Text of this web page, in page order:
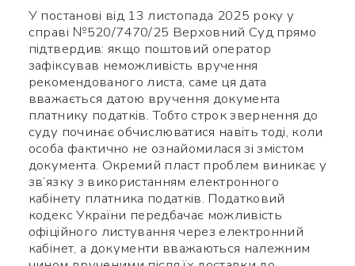
У постанові від 13 листопада 2025 року у
справі №520/7470/25 Верховний Суд прямо
підтвердив: якщо поштовий оператор
зафіксував неможливість вручення
рекомендованого листа, саме ця дата
вважається датою вручення документа
платнику податків. Тобто строк звернення до
суду починає обчислюватися навіть тоді, коли
особа фактично не ознайомилася зі змістом
документа. Окремий пласт проблем виникає у
зв’язку з використанням електронного
кабінету платника податків. Податковий
кодекс України передбачає можливість
офіційного листування через електронний
кабінет, а документи вважаються належним
Використайте ваш
смартфон щоб вважати QR-